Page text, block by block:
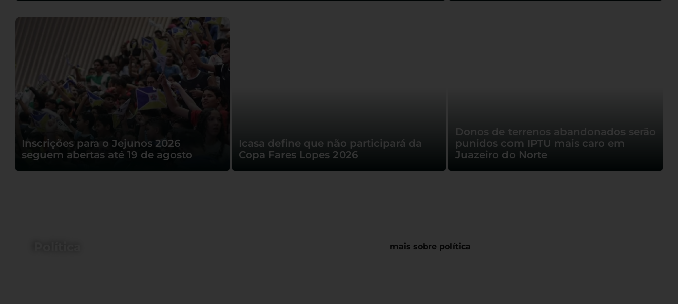
Inscrições para o Jejunos 2026
seguem abertas até 19 de agosto
Icasa define que não participará da
Copa Fares Lopes 2026
Donos de terrenos abandonados serão
punidos com IPTU mais caro em
Juazeiro do Norte
Após três
semanas
internada, morre
mulher que teve
corpo incendiado
pelo ex-esposo
em Juazeiro do
Norte
mais sobre política